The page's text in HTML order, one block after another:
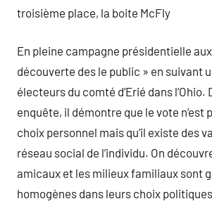
troisième place, la boite McFly
En pleine campagne présidentielle
découverte des le public » en suivant
électeurs du comté d’Erié dans
enquête, il démontre que le vote n’est
choix personnel mais qu’il existe des
réseau social de l’individu. On
amicaux et les milieux familiaux sont
homogènes dans leurs choix